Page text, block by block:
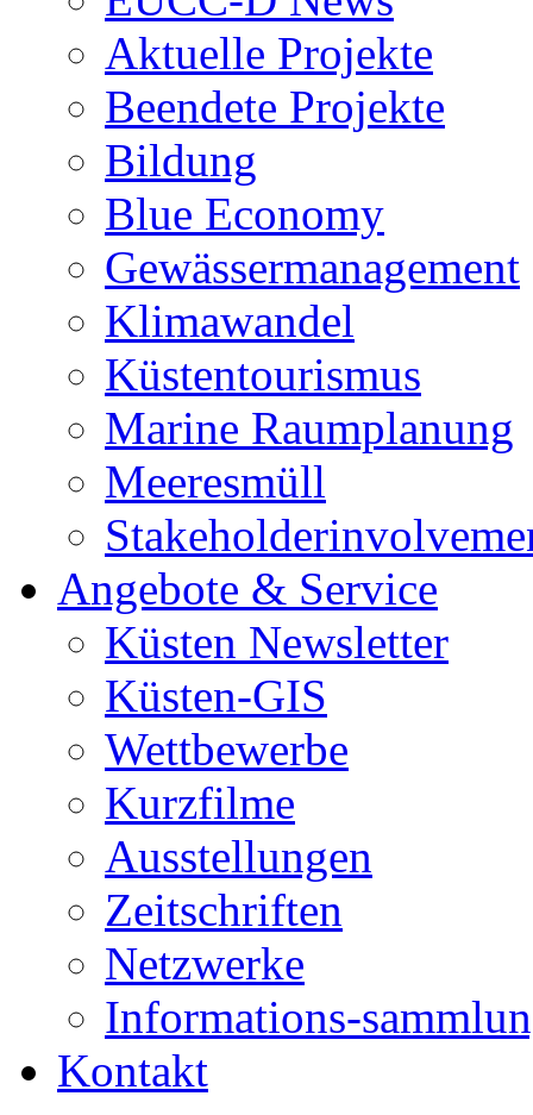
Aktuelle Projekte
Beendete Projekte
Bildung
Blue Economy
Gewässermanagement
Klimawandel
Küstentourismus
Marine Raumplanung
Meeresmüll
Angebote & Service
Küsten Newsletter
Küsten-GIS
Wettbewerbe
Kurzfilme
Ausstellungen
Zeitschriften
Netzwerke
Informations-
Kontakt